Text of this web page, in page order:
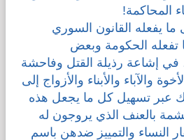
المحاكمة!
ما يفعله القانون السوري
تفعله الحكومة وبعض
في إشاعة رذيلة القتل وفاحشة
والآباء والأبناء والأزواج إلى
عبر تسهيل كل ما يجعل هذه
بالعنف الذي يروجون له
النساء والتمييز ضدهن باسم